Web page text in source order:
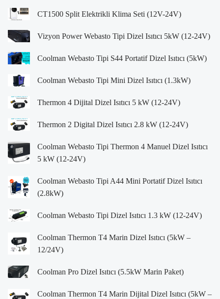
CT1500 Split Elektrikli Klima Seti (12V-24V)
Vizyon Power Webasto Tipi Dizel Isıtıcı 5kW (12-24V)
Coolman Webasto Tipi S44 Portatif Dizel Isıtıcı (5kW)
Coolman Webasto Tipi Mini Dizel Isıtıcı (1.3kW)
Thermon 4 Dijital Dizel Isıtıcı 5 kW (12-24V)
Thermon 2 Digital Dizel Isıtıcı 2.8 kW (12-24V)
Coolman Webasto Tipi Thermon 4 Manuel Dizel Isıtıcı
5 kW (12-24V)
Coolman Webasto Tipi A44 Mini Portatif Dizel Isıtıcı
(2.8kW)
Coolman Webasto Tipi Dizel Isıtıcı 1.3 kW (12-24V)
Coolman Thermon T4 Marin Dizel Isıtıcı (5kW –
12/24V)
Coolman Pro Dizel Isıtıcı (5.5kW Marin Paket)
Coolman Thermon T4 Marin Dijital Dizel Isıtıcı (5kW –